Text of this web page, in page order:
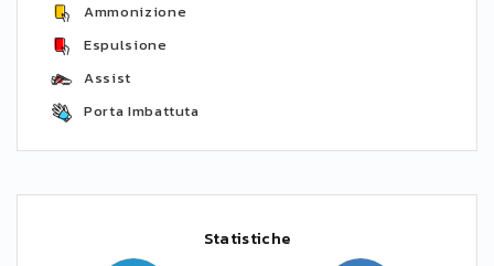
Ammonizione
Espulsione
Assist
Porta Imbattuta
Statistiche